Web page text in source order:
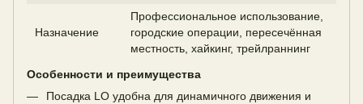
Назначение
Профессиональное использование,
городские операции, пересечённая
местность, хайкинг, трейлраннинг
Особенности и преимущества
Посадка LO удобна для динамичного движения и